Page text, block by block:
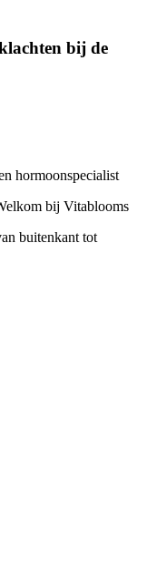
bij de
hormoonspecialist
bij Vitablooms
buitenkant tot